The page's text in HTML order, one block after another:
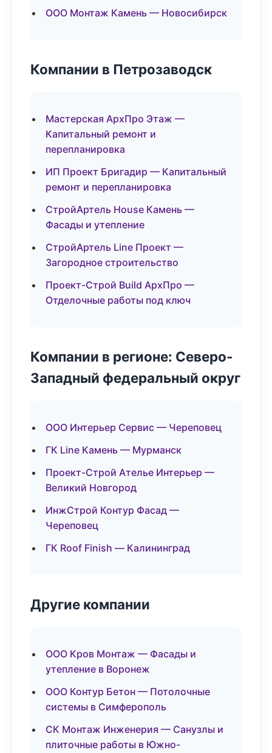
ООО Монтаж Камень — Новосибирск
Компании в Петрозаводск
Мастерская АрхПро Этаж —
Капитальный ремонт и
перепланировка
ИП Проект Бригадир — Капитальный
ремонт и перепланировка
СтройАртель House Камень —
Фасады и утепление
СтройАртель Line Проект —
Загородное строительство
Проект-Строй Build АрхПро —
Отделочные работы под ключ
Компании в регионе: Северо-
Западный федеральный округ
ООО Интерьер Сервис — Череповец
ГК Line Камень — Мурманск
Проект-Строй Ателье Интерьер —
Великий Новгород
ИнжСтрой Контур Фасад —
Череповец
ГК Roof Finish — Калининград
Другие компании
ООО Кров Монтаж — Фасады и
утепление в Воронеж
ООО Контур Бетон — Потолочные
системы в Симферополь
СК Монтаж Инженерия — Санузлы и
плиточные работы в Южно-